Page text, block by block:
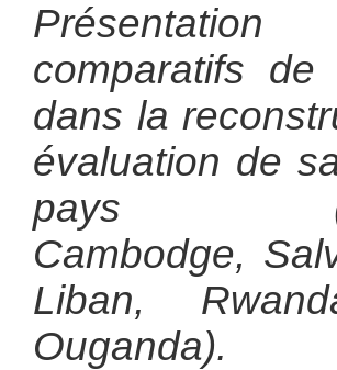
comparatifs
dans la
évaluation de
pays
Cambodge,
Liban,
Ouganda).